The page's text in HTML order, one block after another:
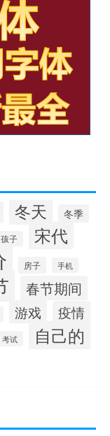
冬天 冬季
孩子 宋代
房子 手机
春节期间
游戏 疫情
考试 自己的